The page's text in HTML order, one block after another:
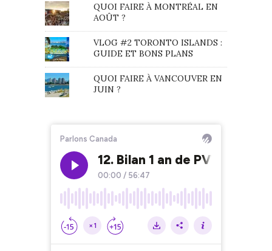
QUOI FAIRE À MONTRÉAL EN
AOÛT ?
VLOG #2 TORONTO ISLANDS :
GUIDE ET BONS PLANS
QUOI FAIRE À VANCOUVER EN
JUIN ?